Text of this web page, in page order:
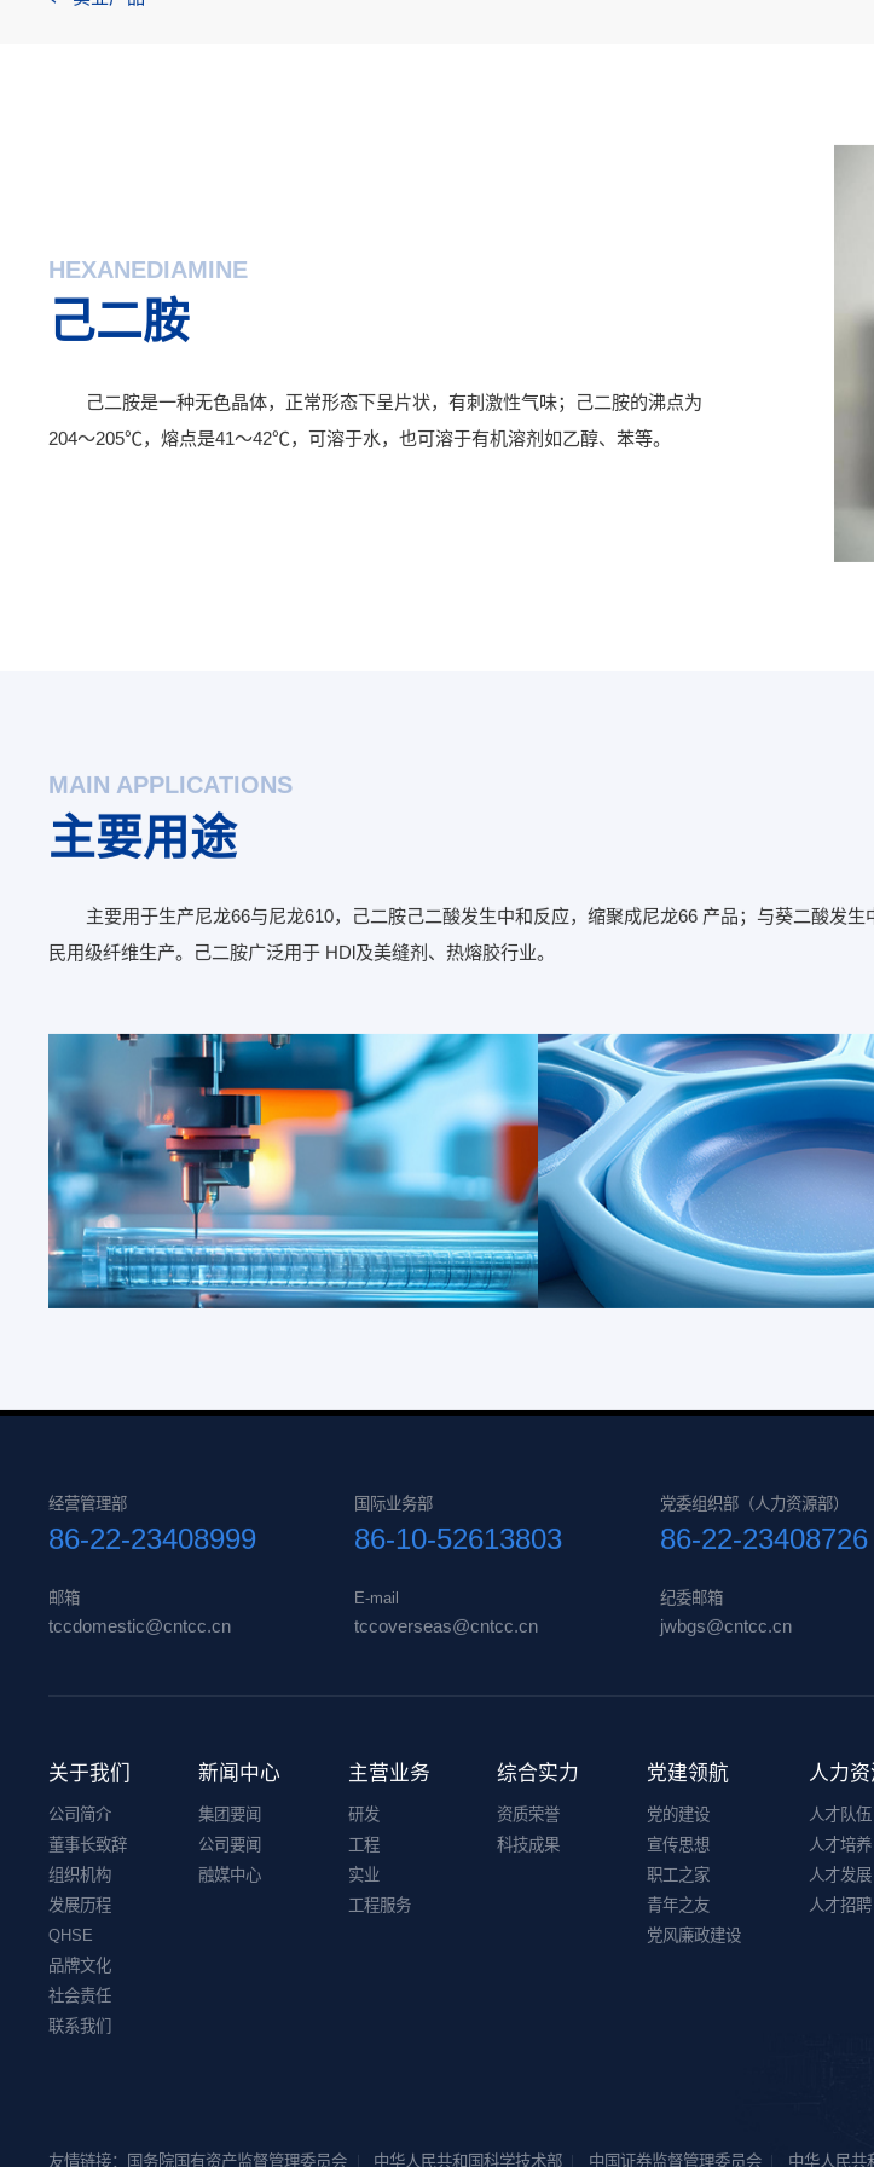
实业产品
HEXANEDIAMINE
己二胺
己二胺是一种无色晶体，正常形态下呈片状，有刺激性气味；己二胺的沸点为
204～205℃，熔点是41～42℃，可溶于水，也可溶于有机溶剂如乙醇、苯等。
MAIN APPLICATIONS
主要用途
主要用于生产尼龙66与尼龙610，己二胺己二酸发生中和反应，缩聚成尼龙66 产品；与葵二酸发
民用级纤维生产。己二胺广泛用于 HDl及美缝剂、热熔胶行业。
经营管理部
86-22-23408999
邮箱
tccdomestic@cntcc.cn
国际业务部
86-10-52613803
tccoverseas@cntcc.cn
党委组织部（人力资源部）
86-22-23408726
纪委邮箱
jwbgs@cntcc.cn
关于我们
公司简介
董事长致辞
组织机构
发展历程
QHSE
品牌文化
社会责任
联系我们
新闻中心
集团要闻
公司要闻
融媒中心
主营业务
研发
工程
实业
工程服务
综合实力
资质荣誉
科技成果
党建领航
党的建设
宣传思想
职工之家
青年之友
党风廉政建设
人力资
人才队伍
人才培养
人才发展
人才招聘